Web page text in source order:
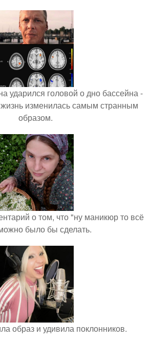
ударился головой о дно бассейна -
жизнь изменилась самым странным
образом.
о том, что "ну маникюр то всё
было бы сделать.
образ и удивила поклонников.